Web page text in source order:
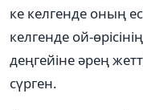
ке келгенде оның
келгенде ой-
деңгейіне әрең
сүрген.